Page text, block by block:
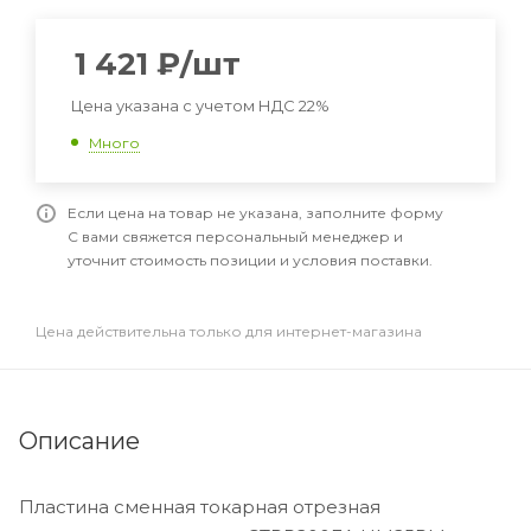
1 421 ₽/шт
Цена указана с учетом НДС 22%
Много
Если цена на товар не указана, заполните форму
С вами свяжется персональный менеджер и
уточнит стоимость позиции и условия поставки.
Цена действительна только для интернет-магазина
Описание
Пластина сменная токарная отрезная